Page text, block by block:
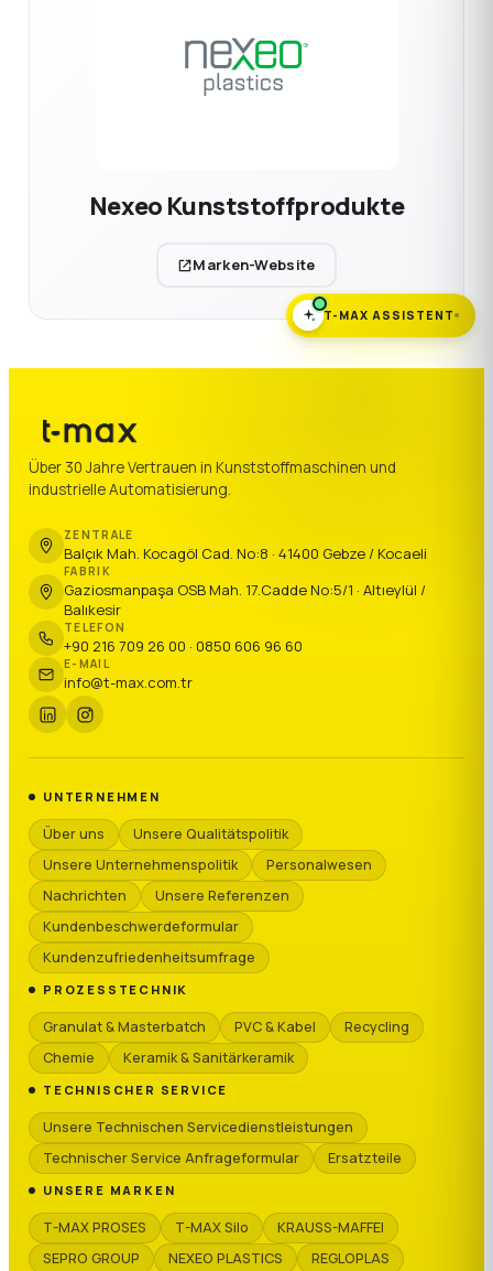
Nexeo Kunststoffprodukte
Marken-Website
Über 30 Jahre Vertrauen in Kunststoffmaschinen und
industrielle Automatisierung.
ZENTRALE
Balçık Mah. Kocagöl Cad. No:8 · 41400 Gebze / Kocaeli
FABRIK
Gaziosmanpaşa OSB Mah. 17.Cadde No:5/1 · Altıeylül /
Balıkesir
TELEFON
+90 216 709 26 00 · 0850 606 96 60
E-MAIL
info@t-max.com.tr
UNTERNEHMEN
Über uns
Unsere Qualitätspolitik
Unsere Unternehmenspolitik
Personalwesen
Nachrichten
Unsere Referenzen
Kundenbeschwerdeformular
Kundenzufriedenheitsumfrage
PROZESSTECHNIK
Granulat & Masterbatch PVC & Kabel
Recycling
Chemie
Keramik & Sanitärkeramik
TECHNISCHER SERVICE
Unsere Technischen Servicedienstleistungen
Technischer Service Anfrageformular
Ersatzteile
UNSERE MARKEN
T-MAX PROSES T-MAX Silo
KRAUSS-MAFFEI
SEPRO GROUP
NEXEO PLASTICS REGLOPLAS
T-MAX ASSISTENT